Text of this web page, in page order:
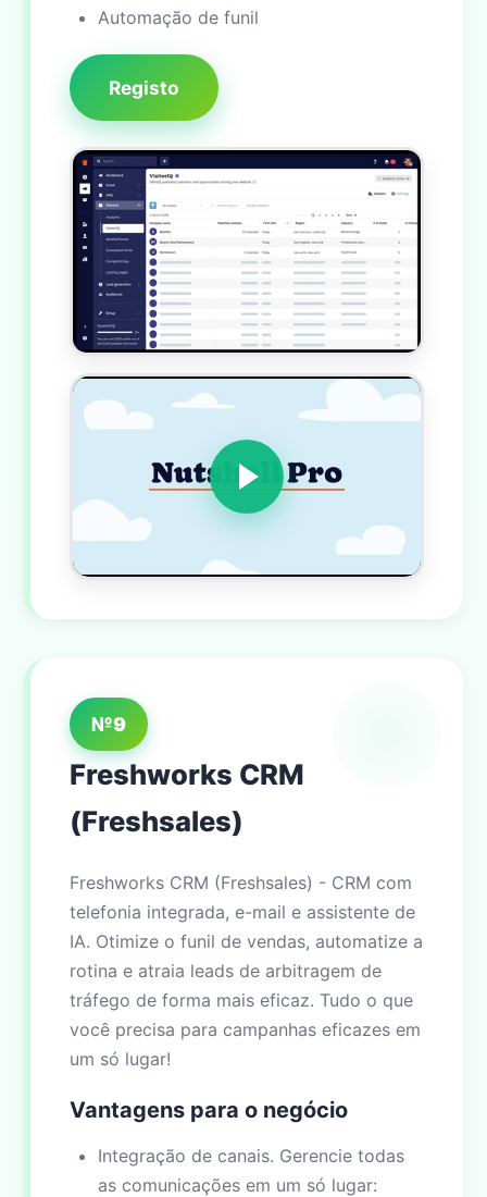
Automação de funil
Registo
№9
Freshworks CRM
(Freshsales)
Freshworks CRM (Freshsales) - CRM com
telefonia integrada, e-mail e assistente de
IA. Otimize o funil de vendas, automatize a
rotina e atraia leads de arbitragem de
tráfego de forma mais eficaz. Tudo o que
você precisa para campanhas eficazes em
um só lugar!
Vantagens para o negócio
Integração de canais. Gerencie todas
as comunicações em um só lugar: